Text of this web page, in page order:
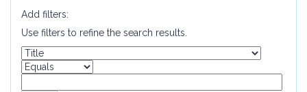
Add filters:
Use filters to refine the search results.